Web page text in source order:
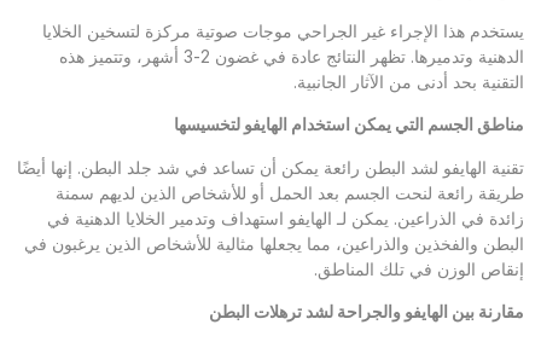
يستخدم هذا الإجراء غير الجراحي موجات صوتية مركزة لتسخين الخلايا
الدهنية وتدميرها. تظهر النتائج عادة في غضون 2-3 أشهر، وتتميز هذه
التقنية بحد أدنى من الآثار الجانبية.
مناطق الجسم التي يمكن استخدام الهايفو لتخسيسها
تقنية الهايفو لشد البطن رائعة يمكن أن تساعد في شد جلد البطن. إنها أيضًا
طريقة رائعة لنحت الجسم بعد الحمل أو للأشخاص الذين لديهم سمنة
زائدة في الذراعين. يمكن لـ الهايفو استهداف وتدمير الخلايا الدهنية في
البطن والفخذين والذراعين، مما يجعلها مثالية للأشخاص الذين يرغبون في
إنقاص الوزن في تلك المناطق.
مقارنة بين الهايفو والجراحة لشد ترهلات البطن